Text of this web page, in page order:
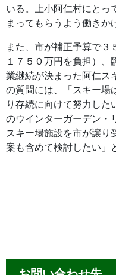
いる。上小阿仁村にとっ
まってもらうよう働きか
また、市が補正予算で３
１７５０万円を負担）、
業継続が決まった阿仁ス
の質問には、「スキー場
り存続に向けて努力した
のウインターガーデン・
スキー場施設を市が譲り
案も含めて検討したい」